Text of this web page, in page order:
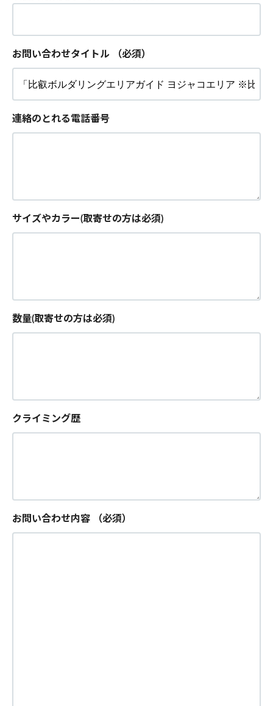
お問い合わせタイトル （必須）
連絡のとれる電話番号
サイズやカラー(取寄せの方は必須)
数量(取寄せの方は必須)
クライミング歴
お問い合わせ内容 （必須）